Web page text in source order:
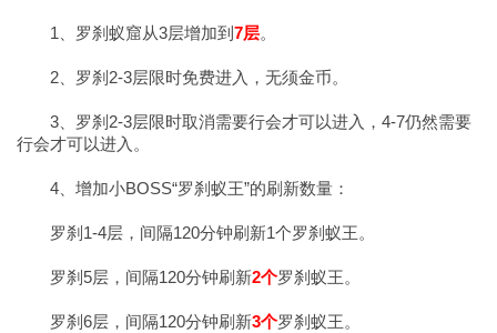
1、罗刹蚁窟从3层增加到 7层。
2、罗刹2-3层限时免费进入，无须金币。
3、罗刹2-3层限时取消需要行会才可以进入，4-7仍然需要
行会才可以进入。
4、增加小BOSS“罗刹蚁王”的刷新数量：
罗刹1-4层，间隔120分钟刷新1个罗刹蚁王。
罗刹5层，间隔120分钟刷新2个罗刹蚁王。
罗刹6层，间隔120分钟刷新3个罗刹蚁王。